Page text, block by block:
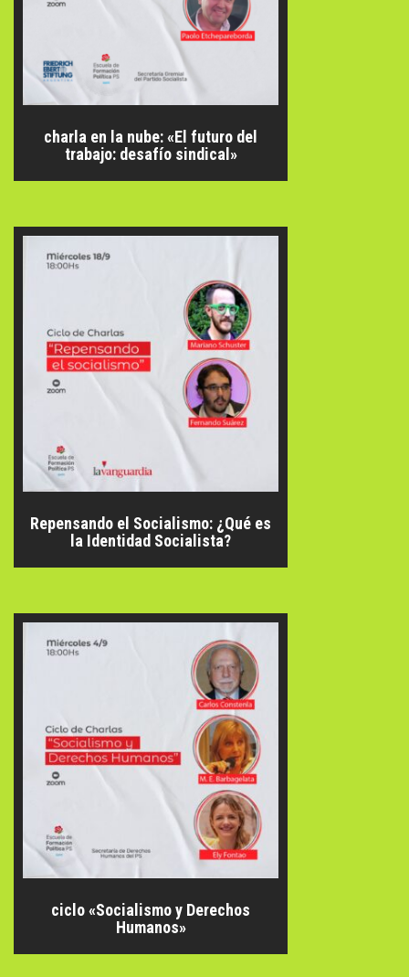
charla en la nube: «El futuro del
trabajo: desafío sindical»
Repensando el Socialismo: ¿Qué es
la Identidad Socialista?
ciclo «Socialismo y Derechos
Humanos»